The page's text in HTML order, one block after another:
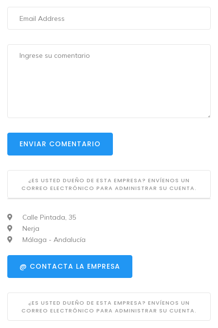
ENVIAR COMENTARIO
¿ES USTED DUEÑO DE ESTA EMPRESA? ENVÍENOS UN
CORREO ELECTRÓNICO PARA ADMINISTRAR SU CUENTA.
Calle Pintada, 35
Nerja
Málaga - Andalucía
@ CONTACTA LA EMPRESA
¿ES USTED DUEÑO DE ESTA EMPRESA? ENVÍENOS UN
CORREO ELECTRÓNICO PARA ADMINISTRAR SU CUENTA.